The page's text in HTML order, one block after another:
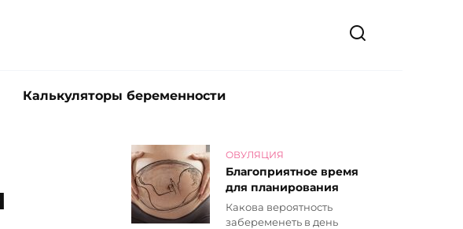
Калькуляторы беременности
ОВУЛЯЦИЯ
Благоприятное время
для планирования
Какова вероятность
забеременеть в день